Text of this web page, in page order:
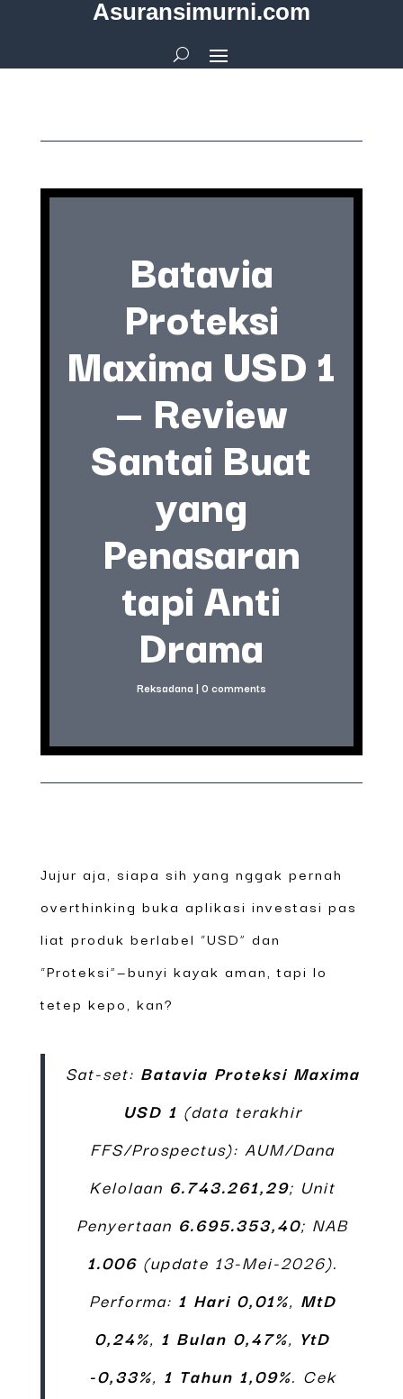
Asuransimurni.com
Batavia
Proteksi
Maxima USD 1
— Review
Santai Buat
yang
Penasaran
tapi Anti
Drama
Reksadana | 0 comments
Jujur aja, siapa sih yang nggak pernah
overthinking buka aplikasi investasi pas
liat produk berlabel “USD” dan
“Proteksi”—bunyi kayak aman, tapi lo
tetep kepo, kan?
Sat-set: Batavia Proteksi Maxima
USD 1 (data terakhir
FFS/Prospectus): AUM/Dana
Kelolaan 6.743.261,29; Unit
Penyertaan 6.695.353,40; NAB
1.006(update 13-Mei-2026).
Performa: 1 Hari 0,01%, MtD
0,24%, 1 Bulan 0,47%, YtD
-0,33%, 1 Tahun 1,09%. Cek